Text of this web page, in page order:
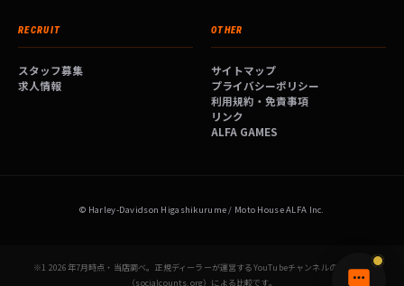
RECRUIT
スタッフ募集
求人情報
OTHER
サイトマップ
プライバシーポリシー
利用規約・免責事項
リンク
ALFA GAMES
© Harley-Davidson Higashikurume / Moto House ALFA Inc.
※1 2026年7月時点・当店調べ。正規ディーラーが運営するYouTubeチャンネルの登録者数
（socialcounts.org）による比較です。